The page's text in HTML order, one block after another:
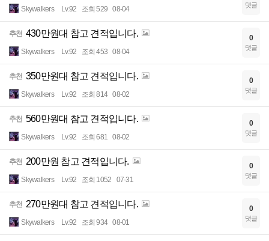
Skywalkers Lv.92 조회 529 08-04 댓글
추천 430만원대 참고 견적입니다.
Skywalkers Lv.92 조회 453 08-04
0
댓글
추천 350만원대 참고 견적입니다.
Skywalkers Lv.92 조회 814 08-02
0
댓글
추천 560만원대 참고 견적입니다.
Skywalkers Lv.92 조회 681 08-02
0
댓글
추천 200만원 참고 견적입니다.
Skywalkers Lv.92 조회 1052 07-31
0
댓글
추천 270만원대 참고 견적입니다.
Skywalkers Lv.92 조회 934 08-01
0
댓글